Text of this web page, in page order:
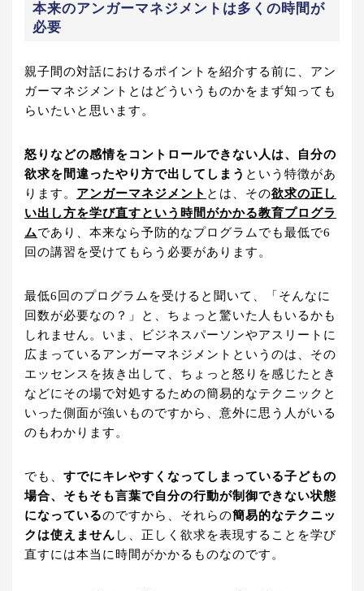
本来のアンガーマネジメントは多くの時間が
必要
親子間の対話におけるポイントを紹介する前に、アン
ガーマネジメントとはどういうものかをまず知っても
らいたいと思います。
怒りなどの感情をコントロールできない人は、自分の
欲求を間違ったやり方で出してしまう という特徴があ
ります。 アンガーマネジメント とは、その欲求の正し
い出し方を学び直すという時間がかかる教育プログラ
ムであり、本来なら予防的なプログラムでも最低で6
回の講習を受けてもらう必要があります。
最低6回のプログラムを受けると聞いて、「そんなに
回数が必要なの？」と、ちょっと驚いた人もいるかも
しれません。いま、ビジネスパーソンやアスリートに
広まっているアンガーマネジメントというのは、その
エッセンスを抜き出して、ちょっと怒りを感じたとき
などにその場で対処するための簡易的なテクニックと
いった側面が強いものですから、意外に思う人がいる
のもわかります。
でも、 すでにキレやすくなってしまっている子どもの
場合、そもそも言葉で自分の行動が制御できない状態
になっているのですから、それらの簡易的なテクニッ
クは使えません し、正しく欲求を表現することを学び
直すには本当に時間がかかるものなのです。